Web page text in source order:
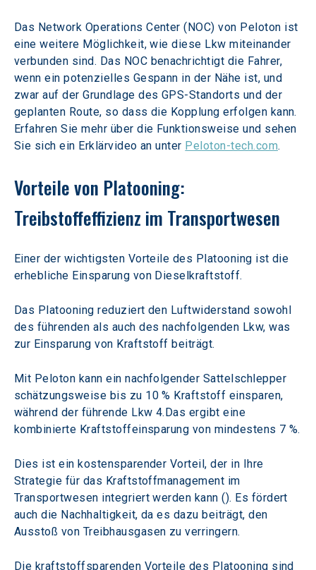
Das Network Operations Center (NOC) von Peloton ist
eine weitere Möglichkeit, wie diese Lkw miteinander
verbunden sind. Das NOC benachrichtigt die Fahrer,
wenn ein potenzielles Gespann in der Nähe ist, und
zwar auf der Grundlage des GPS-Standorts und der
geplanten Route, so dass die Kopplung erfolgen kann.
Erfahren Sie mehr über die Funktionsweise und sehen
Sie sich ein Erklärvideo an unter Peloton-tech.com.
Vorteile von Platooning:
Treibstoffeffizienz im Transportwesen
Einer der wichtigsten Vorteile des Platooning ist die
erhebliche Einsparung von Dieselkraftstoff.
Das Platooning reduziert den Luftwiderstand sowohl
des führenden als auch des nachfolgenden Lkw, was
zur Einsparung von Kraftstoff beiträgt.
Mit Peloton kann ein nachfolgender Sattelschlepper
schätzungsweise bis zu 10 % Kraftstoff einsparen,
während der führende Lkw 4.Das ergibt eine
kombinierte Kraftstoffeinsparung von mindestens 7 %.
Dies ist ein kostensparender Vorteil, der in Ihre
Strategie für das Kraftstoffmanagement im
Transportwesen integriert werden kann (). Es fördert
auch die Nachhaltigkeit, da es dazu beiträgt, den
Ausstoß von Treibhausgasen zu verringern.
Die kraftstoffsparenden Vorteile des Platooning sind